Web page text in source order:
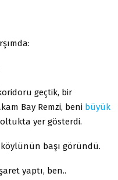
geçtik, bir
Bay Remzi, beni büyük
yer gösterdi.
köylünün başı göründü.
yaptı, ben..